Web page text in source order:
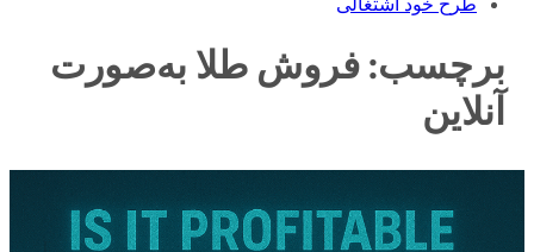
برچسب: فروش طلا به‌صورت
آنلاین